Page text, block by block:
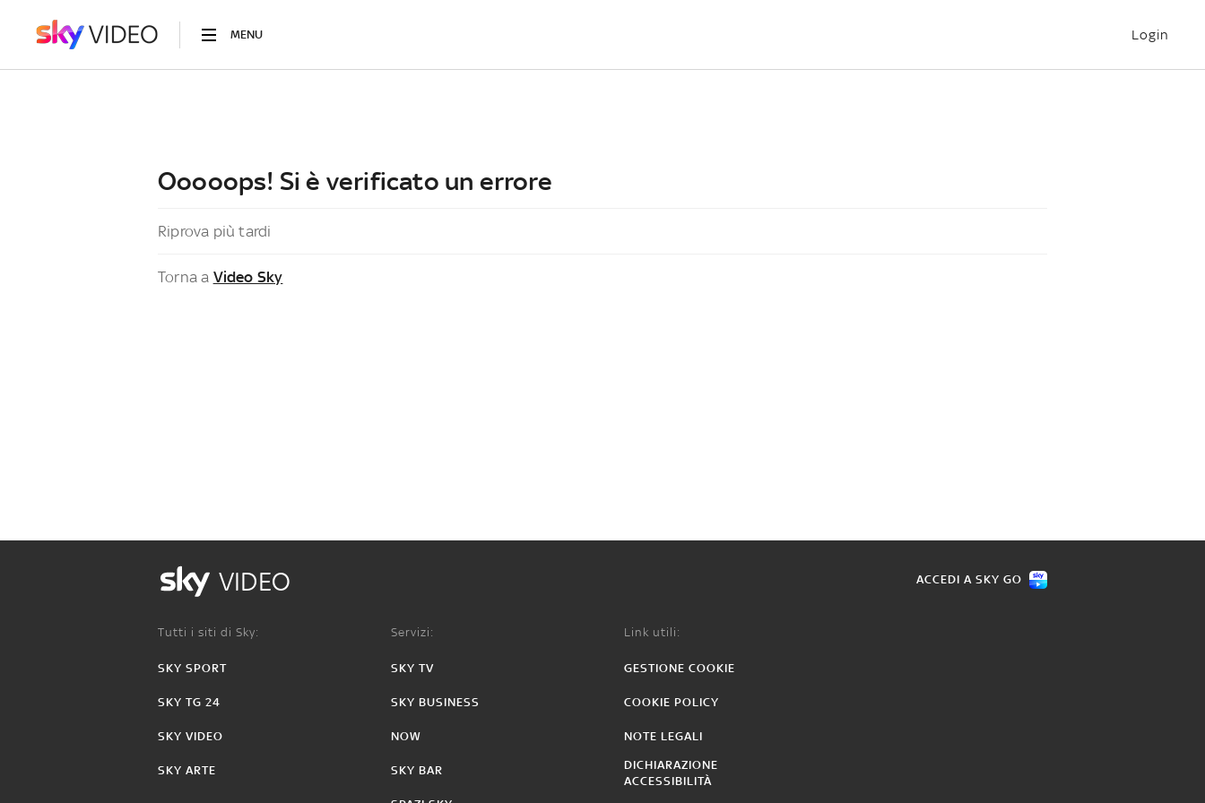
MENU Login
Ooooops! Si è verificato un errore
Riprova più tardi
Torna a Video Sky
VIDEO ACCEDI A SKY GO
Tutti i siti di Sky:
SKY SPORT
SKY TG 24
SKY VIDEO
SKY ARTE
Servizi:
SKY TV
SKY BUSINESS
NOW
SKY BAR
Link utili:
GESTIONE COOKIE
COOKIE POLICY
NOTE LEGALI
DICHIARAZIONE
ACCESSIBILITÀ